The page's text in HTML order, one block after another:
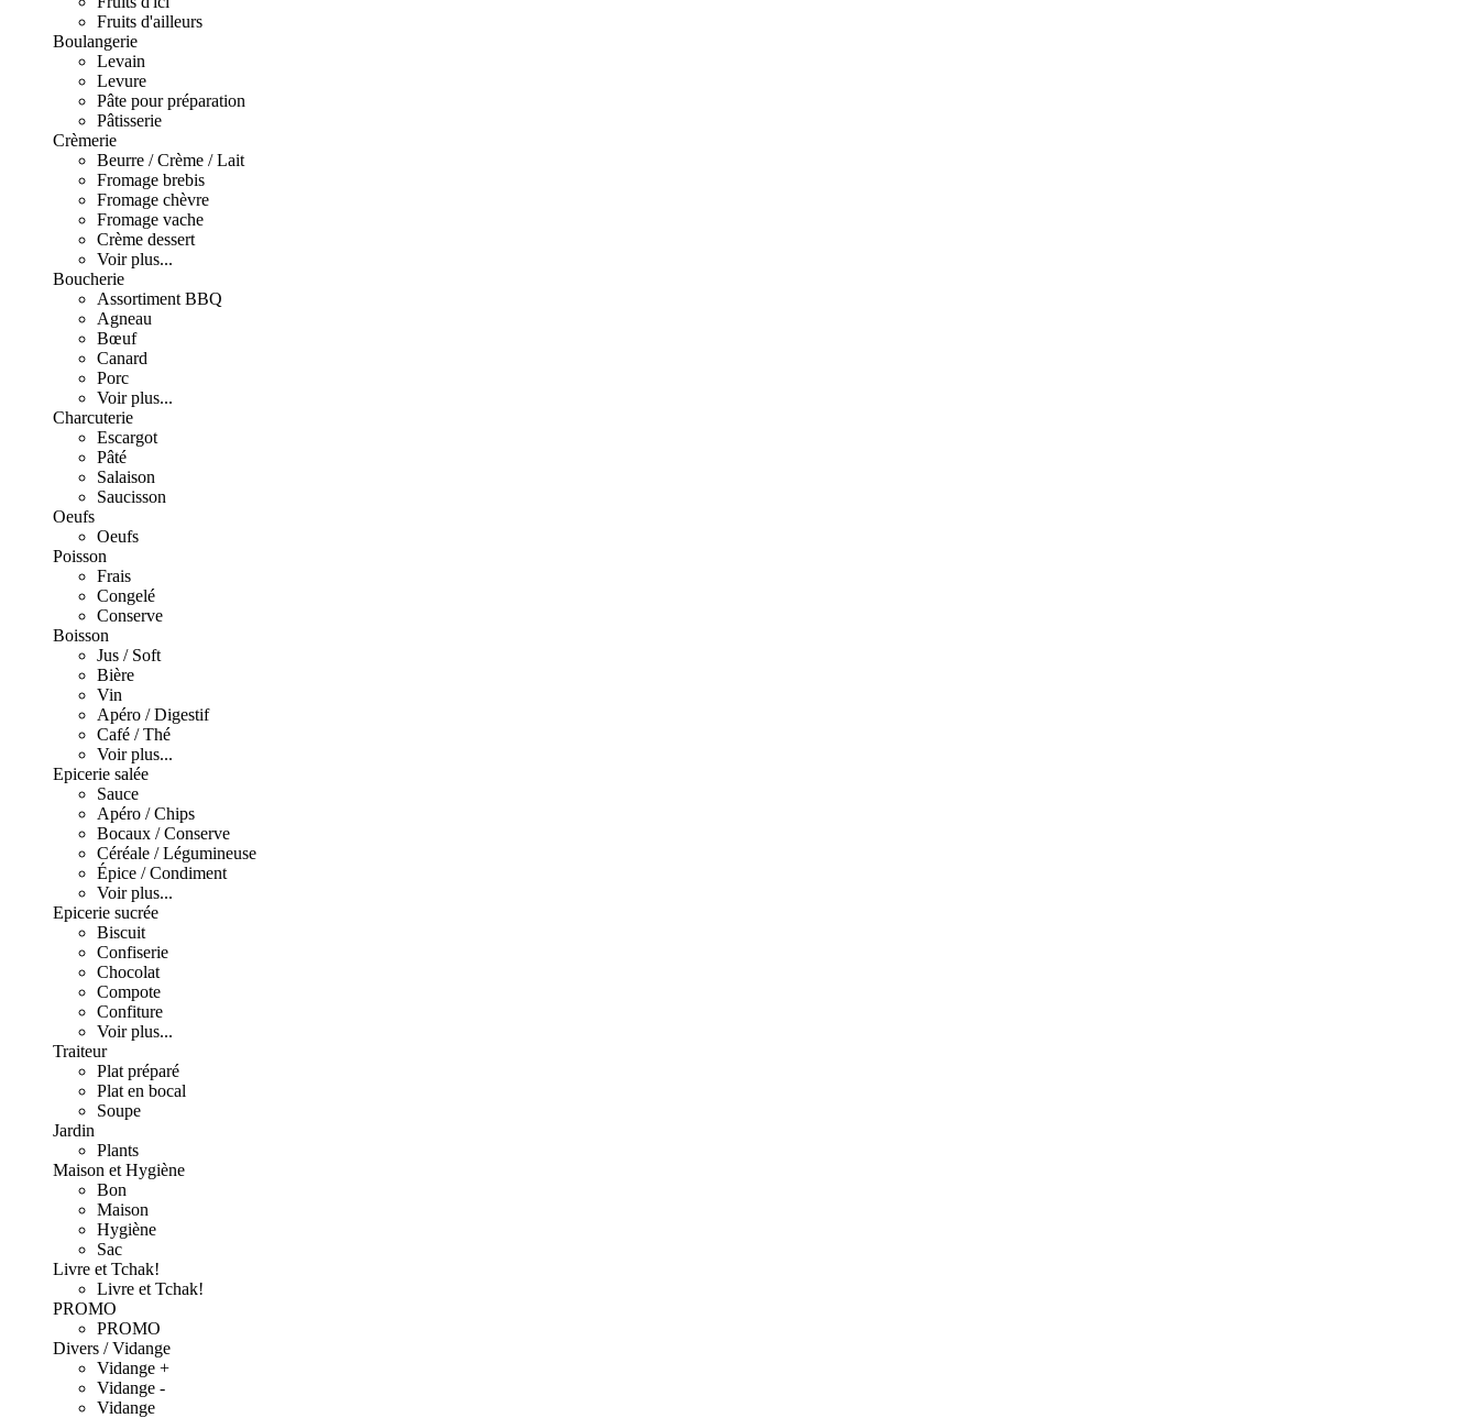
Fruits d'ailleurs
Boulangerie
Levain
Levure
Pâte pour préparation
Pâtisserie
Crèmerie
Beurre / Crème / Lait
Fromage brebis
Fromage chèvre
Fromage vache
Crème dessert
Voir plus...
Boucherie
Assortiment BBQ
Agneau
Bœuf
Canard
Porc
Voir plus...
Charcuterie
Escargot
Pâté
Salaison
Saucisson
Oeufs
Oeufs
Poisson
Frais
Congelé
Conserve
Boisson
Jus / Soft
Bière
Vin
Apéro / Digestif
Café / Thé
Voir plus...
Epicerie salée
Sauce
Apéro / Chips
Bocaux / Conserve
Céréale / Légumineuse
Épice / Condiment
Voir plus...
Epicerie sucrée
Biscuit
Confiserie
Chocolat
Compote
Confiture
Voir plus...
Traiteur
Plat préparé
Plat en bocal
Soupe
Jardin
Plants
Maison et Hygiène
Bon
Maison
Hygiène
Sac
Livre et Tchak!
Livre et Tchak!
PROMO
PROMO
Divers / Vidange
Vidange +
Vidange -
Vidange